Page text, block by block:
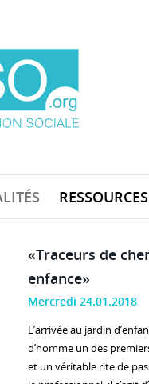
RESSOURCES
«Traceurs de
enfance»
Mercredi 24.01.2018
L’arrivée au jardin
d’homme un des
et un véritable rite de